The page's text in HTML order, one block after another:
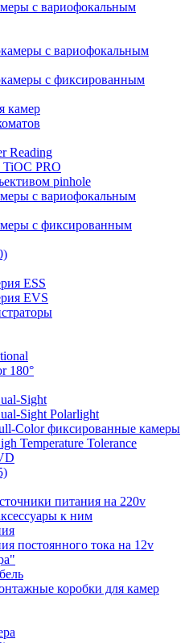
с вариофокальным
с вариофокальным
с фиксированным
камер
Reading
PRO
pinhole
с вариофокальным
с фиксированным
ESS
EVS
180°
Sight
Sight Polarlight
Color фиксированные камеры
Temperature Tolerance
питания на 220v
к ним
постоянного тока на 12v
коробки для камер